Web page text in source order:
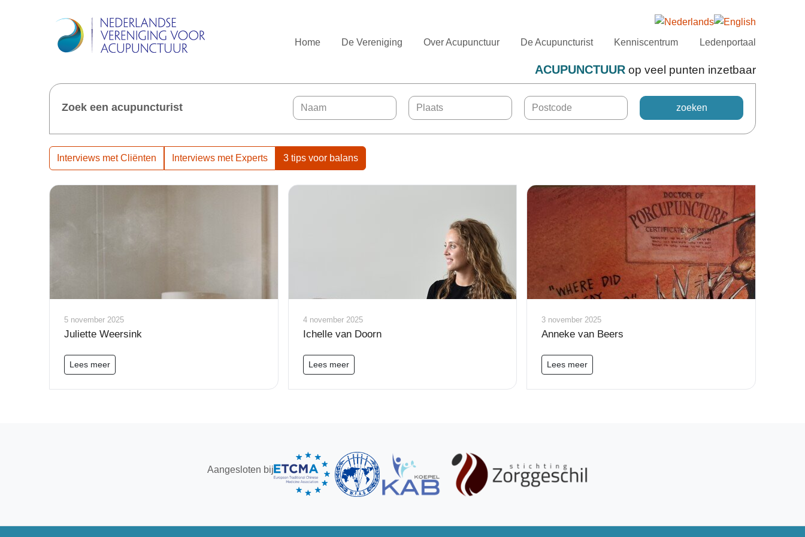
Home De Vereniging Over Acupunctuur De Acupuncturist Kenniscentrum Ledenportaal
ACUPUNCTUURop veel punten inzetbaar
Zoek een acupuncturist
Interviews met Cliënten Interviews met Experts 3 tips voor balans
5 november 2025
Juliette Weersink
Lees meer
4 november 2025
Ichelle van Doorn
Lees meer
3 november 2025
Anneke van Beers
Lees meer
Aangesloten bij